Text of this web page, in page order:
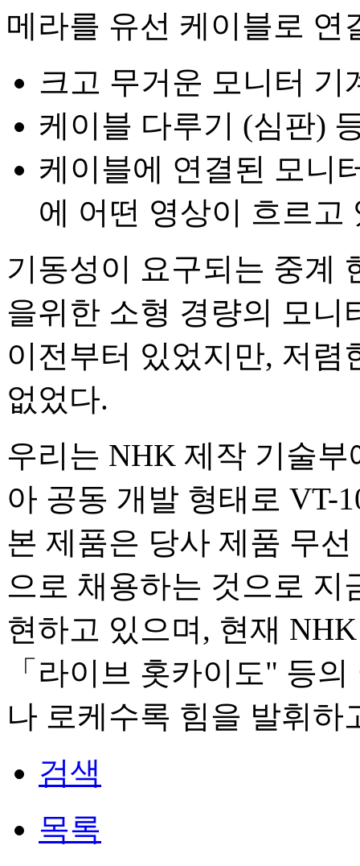
메라를 유선 케이블로 연
크고 무거운 모니터 기
케이블 다루기 (심판)
케이블에 연결된 모니
에 어떤 영상이 흐르고
기동성이 요구되는 중계
을위한 소형 경량의 모니
이전부터 있었지만, 저렴
없었다.
우리는 NHK 제작 기술
아 공동 개발 형태로 VT-
본 제품은 당사 제품 무
으로 채용하는 것으로 지
현하고 있으며, 현재
「라이브 홋카이도" 등
나 로케수록 힘을 발휘하
검색
목록